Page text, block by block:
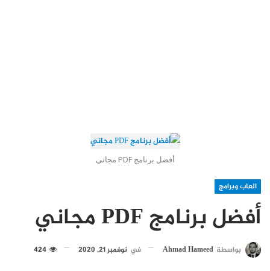
أفضل برنامج PDF مجاني
العاب وبرامج
أفضل برنامج PDF مجاني
بواسطة Ahmad Hameed في نوفمبر 21, 2020